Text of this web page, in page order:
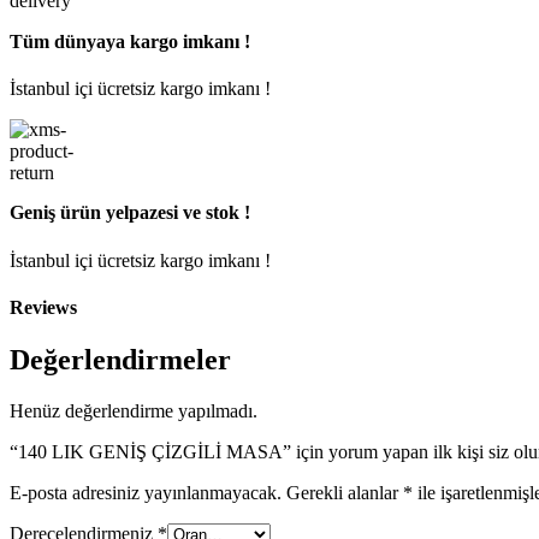
Tüm dünyaya kargo imkanı !
İstanbul içi ücretsiz kargo imkanı !
Geniş ürün yelpazesi ve stok !
İstanbul içi ücretsiz kargo imkanı !
Reviews
Değerlendirmeler
Henüz değerlendirme yapılmadı.
“140 LIK GENİŞ ÇİZGİLİ MASA” için yorum yapan ilk kişi siz
E-posta adresiniz yayınlanmayacak. Gerekli alanlar * ile
Derecelendirmeniz *